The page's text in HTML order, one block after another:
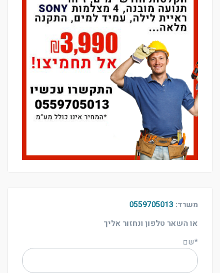
משרד: 0559705013
או השאר טלפון ונחזור אליך
*שם